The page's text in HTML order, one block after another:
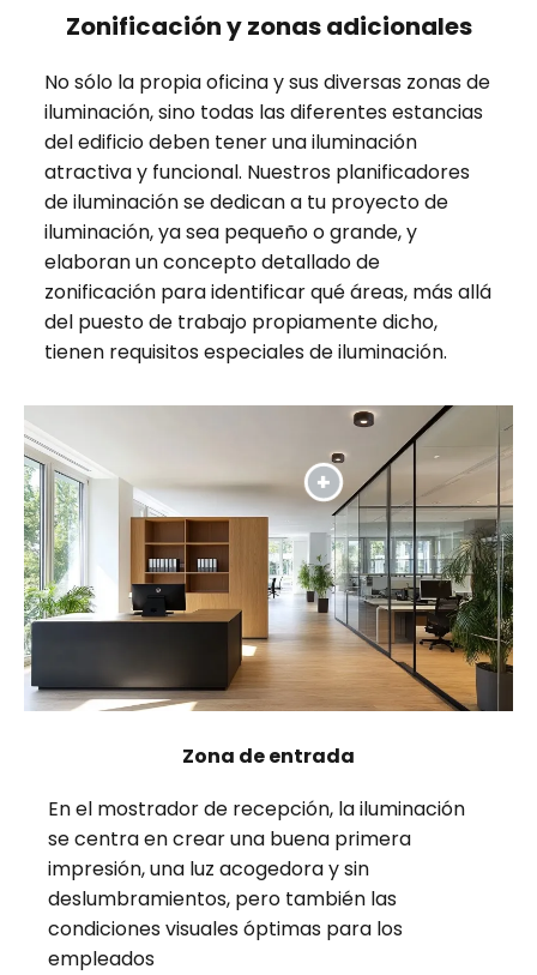
Zonificación y zonas adicionales
No sólo la propia oficina y sus diversas zonas de
iluminación, sino todas las diferentes estancias
del edificio deben tener una iluminación
atractiva y funcional. Nuestros planificadores
de iluminación se dedican a tu proyecto de
iluminación, ya sea pequeño o grande, y
elaboran un concepto detallado de
zonificación para identificar qué áreas, más allá
del puesto de trabajo propiamente dicho,
tienen requisitos especiales de iluminación.
Zona de entrada
En el mostrador de recepción, la iluminación
se centra en crear una buena primera
impresión, una luz acogedora y sin
deslumbramientos, pero también las
condiciones visuales óptimas para los
empleados